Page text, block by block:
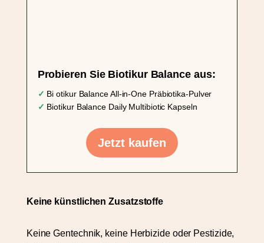
Probieren Sie Biotikur Balance aus:
✓ Bi otikurBalance All-in-One Präbiotika-Pulver
✓ Biotikur Balance Daily Multibiotic Kapseln
Jetzt kaufen
Keine künstlichen Zusatzstoffe
Keine Gentechnik, keine Herbizide oder Pestizide,